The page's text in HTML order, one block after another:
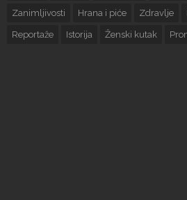
Zanimljivosti Hrana i piće Zdravlje
Reportaže Istorija Ženski kutak